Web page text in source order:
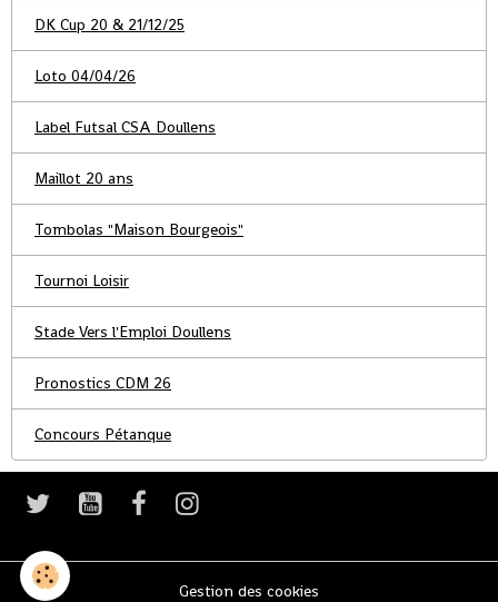
DK Cup 20 & 21/12/25
Loto 04/04/26
Label Futsal CSA Doullens
Maillot 20 ans
Tombolas "Maison Bourgeois"
Tournoi Loisir
Stade Vers l'Emploi Doullens
Pronostics CDM 26
Concours Pétanque
Gestion des cookies